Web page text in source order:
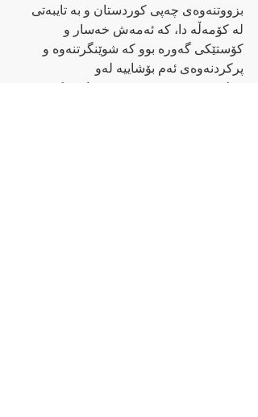
بزووتنەوەی چەپی کوردستان و بە تایبەتی
لە کۆمەڵە دا، کە ئەمەش خەسار و
کۆستێکی گەورە بوو کە شوێنگرتنەوە و
پرکردنەوەی ئەم بۆشاییە لەو
هەلوومەرجەی ئەو سەردەم دا شتێکی